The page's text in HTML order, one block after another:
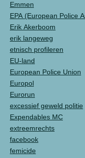
Emmen
EPA (European Police
Erik Akerboom
erik langeweg
etnisch profileren
EU-land
European Police Union
Europol
Eurorun
excessief geweld politie
Expendables MC
extreemrechts
facebook
femicide